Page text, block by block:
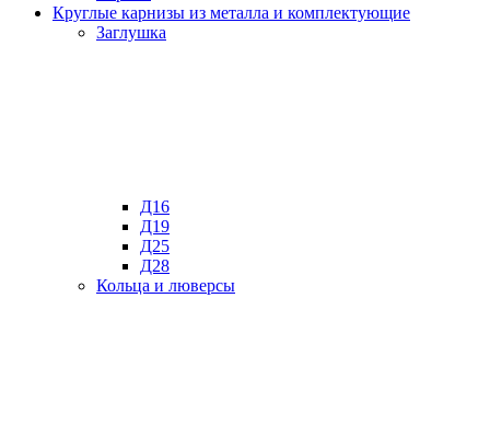
Круглые карнизы из металла и комплектующие
Заглушка
Д16
Д19
Д25
Д28
Кольца и люверсы